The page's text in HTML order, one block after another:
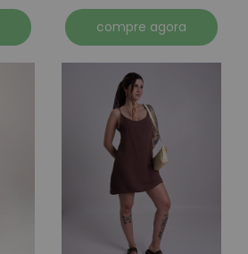
compre agora